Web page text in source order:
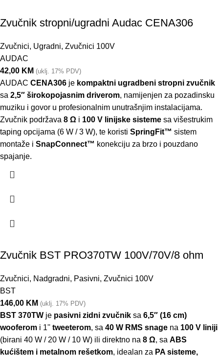
Zvučnik stropni/ugradni Audac CENA306
Zvučnici, Ugradni, Zvučnici 100V
AUDAC
42,00 KM (uklj. 17% PDV)
AUDAC CENA306 je kompaktni ugradbeni stropni zvučnik
sa 2,5″ širokopojasnim driverom, namijenjen za pozadinsku
muziku i govor u profesionalnim unutrašnjim instalacijama.
Zvučnik podržava 8 Ω i 100 V linijske sisteme sa višestrukim
taping opcijama (6 W / 3 W), te koristi SpringFit™ sistem
montaže i SnapConnect™ konekciju za brzo i pouzdano
spajanje.
Zvučnik BST PRO370TW 100V/70V/8 ohm
Zvučnici, Nadgradni, Pasivni, Zvučnici 100V
BST
146,00 KM (uklj. 17% PDV)
BST 370TW je pasivni zidni zvučnik sa 6,5″ (16 cm)
wooferom i 1'' tweeterom, sa 40 W RMS snage na 100 V liniji
(birani 40 W / 20 W / 10 W) ili direktno na 8 Ω, sa ABS
kućištem i metalnom rešetkom, idealan za PA sisteme,